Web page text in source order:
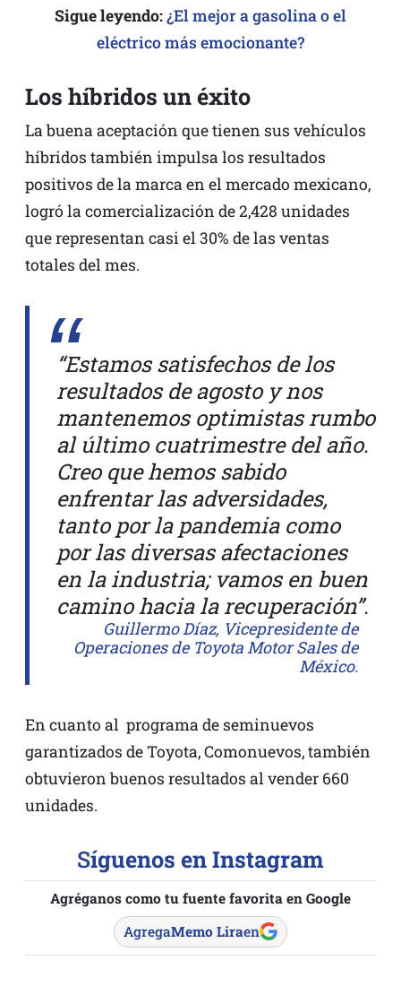
Sigue leyendo:¿El mejor a gasolina o el
eléctrico más emocionante?
Los híbridos un éxito
La buena aceptación que tienen sus vehículos
híbridos también impulsa los resultados
positivos de la marca en el mercado mexicano,
logró la comercialización de 2,428 unidades
que representan casi el 30% de las ventas
totales del mes.
“Estamos satisfechos de los
resultados de agosto y nos
mantenemos optimistas rumbo
al último cuatrimestre del año.
Creo que hemos sabido
enfrentar las adversidades,
tanto por la pandemia como
por las diversas afectaciones
en la industria; vamos en buen
camino hacia la recuperación”.
Guillermo Díaz, Vicepresidente de
Operaciones de Toyota Motor Sales de
México.
En cuanto al programa de seminuevos
garantizados de Toyota, Comonuevos, también
obtuvieron buenos resultados al vender 660
unidades.
Síguenos en Instagram
Agréganos como tu fuente favorita en Google
AgregaMemo Liraen